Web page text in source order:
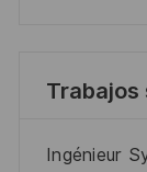
Trabajos
Ingénieur